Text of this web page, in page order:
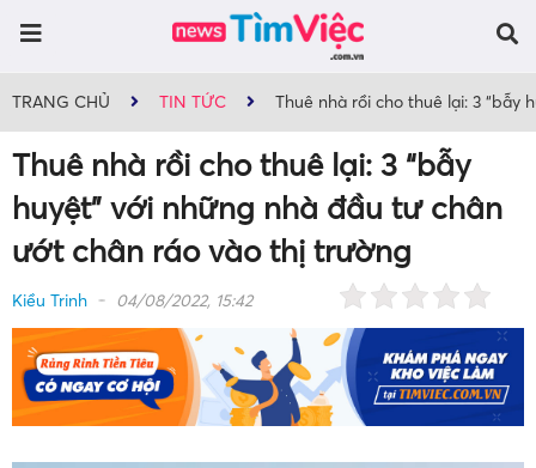
TRANG CHỦ TIN TỨC Thuê nhà rồi cho thuê lại: 3
Thuê nhà rồi cho thuê lại: 3 “bẫy
huyệt” với những nhà đầu tư chân
ướt chân ráo vào thị trường
Kiều Trinh 04/08/2022, 15:42